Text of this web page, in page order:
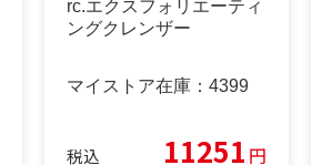
rc.エクスフォリエーティ
ングクレンザー
マイストア在庫： 4399
税込 11251 円